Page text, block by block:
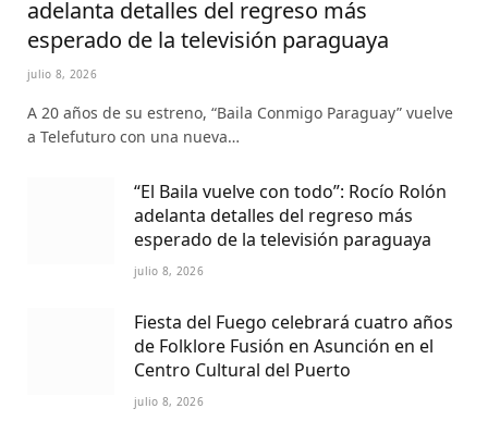
adelanta detalles del regreso más
esperado de la televisión paraguaya
julio 8, 2026
A 20 años de su estreno, “Baila Conmigo Paraguay” vuelve
a Telefuturo con una nueva…
“El Baila vuelve con todo”: Rocío Rolón
adelanta detalles del regreso más
esperado de la televisión paraguaya
julio 8, 2026
Fiesta del Fuego celebrará cuatro años
de Folklore Fusión en Asunción en el
Centro Cultural del Puerto
julio 8, 2026